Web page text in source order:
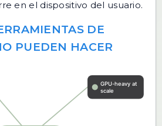
en el dispositivo del usuario.
DE
PUEDEN HACER